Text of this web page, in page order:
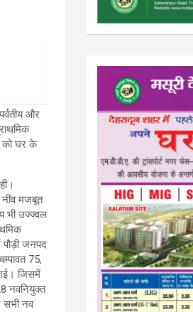
और
को घर के
नींव मजबूत
भी उज्ज्वल
पौड़ी जनपद
75,
जिसमें
नवनियुक्त
सभी नव